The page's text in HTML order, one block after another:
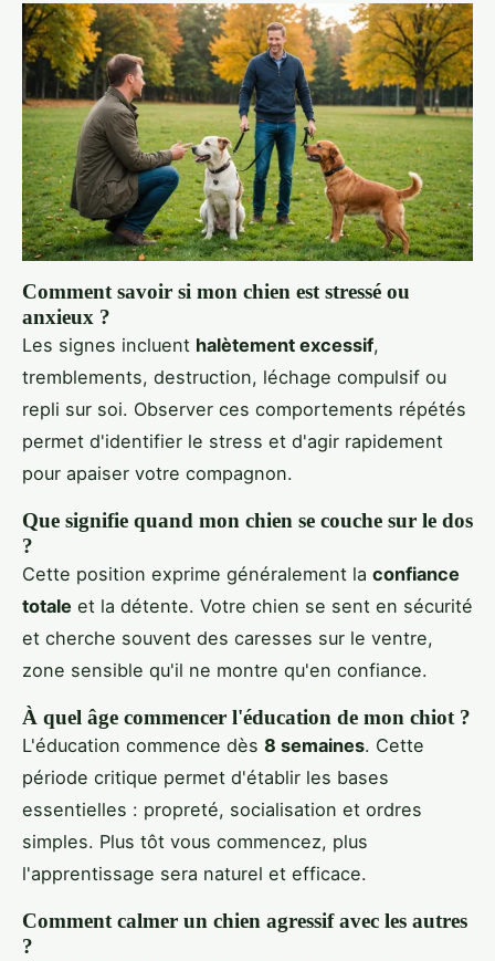
Comment savoir si mon chien est stressé ou
anxieux ?
Les signes incluent halètement excessif,
tremblements, destruction, léchage compulsif ou
repli sur soi. Observer ces comportements répétés
permet d'identifier le stress et d'agir rapidement
pour apaiser votre compagnon.
Que signifie quand mon chien se couche sur le dos
?
Cette position exprime généralement la confiance
totale et la détente. Votre chien se sent en sécurité
et cherche souvent des caresses sur le ventre,
zone sensible qu'il ne montre qu'en confiance.
À quel âge commencer l'éducation de mon chiot ?
L'éducation commence dès 8 semaines. Cette
période critique permet d'établir les bases
essentielles : propreté, socialisation et ordres
simples. Plus tôt vous commencez, plus
l'apprentissage sera naturel et efficace.
Comment calmer un chien agressif avec les autres
?